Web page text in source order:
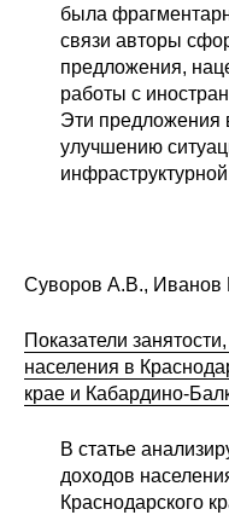
была
связи авторы
предложения,
работы с
Эти предложения
улучшению
Суворов А.В., Иванов
Показатели
населения в
крае и Кабардино-
В статье
доходов
Краснодарского